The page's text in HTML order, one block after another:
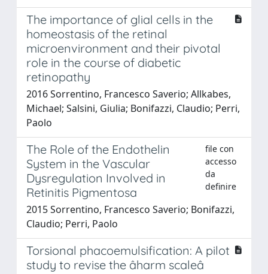
The importance of glial cells in the
homeostasis of the retinal
microenvironment and their pivotal
role in the course of diabetic
retinopathy
2016 Sorrentino, Francesco Saverio; Allkabes,
Michael; Salsini, Giulia; Bonifazzi, Claudio; Perri,
Paolo
The Role of the Endothelin
System in the Vascular
Dysregulation Involved in
Retinitis Pigmentosa
file con
accesso
da
definire
2015 Sorrentino, Francesco Saverio; Bonifazzi,
Claudio; Perri, Paolo
Torsional phacoemulsification: A pilot
study to revise the âharm scaleâ